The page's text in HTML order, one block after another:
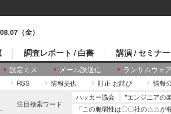
（金）
設定ミス メール誤送信 ランサムウェア
調査レポート / 白書 講演 / セミナー
RSS 情報提供 訂正 お詫び 情報
注目検索ワード
ハッカー協会 "エンジニアの
「この脆弱性は〇〇社の△△が